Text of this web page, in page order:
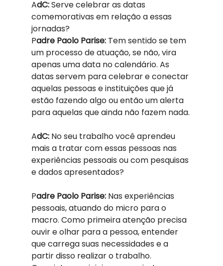
AdC: Serve celebrar as datas
comemorativas em relação a essas
jornadas?
Padre Paolo Parise: Tem sentido se tem
um processo de atuação, se não, vira
apenas uma data no calendário. As
datas servem para celebrar e conectar
aquelas pessoas e instituições que já
estão fazendo algo ou então um alerta
para aquelas que ainda não fazem nada.
AdC: No seu trabalho você aprendeu
mais a tratar com essas pessoas nas
experiências pessoais ou com pesquisas
e dados apresentados?
Padre Paolo Parise: Nas experiências
pessoais, atuando do micro para o
macro. Como primeira atenção precisa
ouvir e olhar para a pessoa, entender
que carrega suas necessidades e a
partir disso realizar o trabalho.